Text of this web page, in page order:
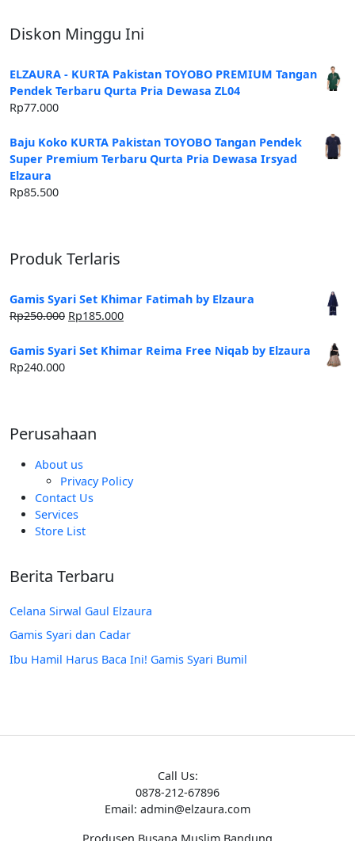
Diskon Minggu Ini
ELZAURA - KURTA Pakistan TOYOBO PREMIUM Tangan
Pendek Terbaru Qurta Pria Dewasa ZL04
Rp77.000
Baju Koko KURTA Pakistan TOYOBO Tangan Pendek
Super Premium Terbaru Qurta Pria Dewasa Irsyad
Elzaura
Rp85.500
Produk Terlaris
Gamis Syari Set Khimar Fatimah by Elzaura
Rp250.000 Harga
adalah:
Rp185.000Harga
ini
Gamis Syari Set Khimar Reima Free Niqab by Elzaura
Rp240.000
Perusahaan
About us
Privacy Policy
Contact Us
Services
Store List
Berita Terbaru
Celana Sirwal Gaul Elzaura
Gamis Syari dan Cadar
Ibu Hamil Harus Baca Ini! Gamis Syari Bumil
Call Us:
0878-212-67896
Email: admin@elzaura.com